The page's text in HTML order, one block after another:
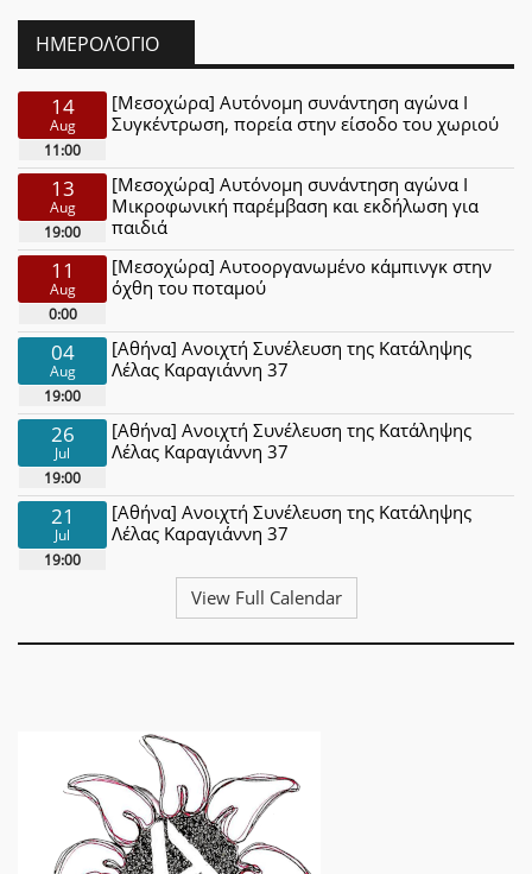
ΗΜΕΡΟΛΌΓΙΟ
14
Aug
11:00
[Μεσοχώρα] Αυτόνομη συνάντηση αγώνα Ι
Συγκέντρωση, πορεία στην είσοδο του χωριού
13
Aug
19:00
[Μεσοχώρα] Αυτόνομη συνάντηση αγώνα Ι
Μικροφωνική παρέμβαση και εκδήλωση για
παιδιά
11
Aug
0:00
[Μεσοχώρα] Αυτοοργανωμένο κάμπινγκ στην
όχθη του ποταμού
04
Aug
19:00
[Αθήνα] Ανοιχτή Συνέλευση της Κατάληψης
Λέλας Καραγιάννη 37
26
Jul
19:00
[Αθήνα] Ανοιχτή Συνέλευση της Κατάληψης
Λέλας Καραγιάννη 37
21
Jul
19:00
[Αθήνα] Ανοιχτή Συνέλευση της Κατάληψης
Λέλας Καραγιάννη 37
View Full Calendar